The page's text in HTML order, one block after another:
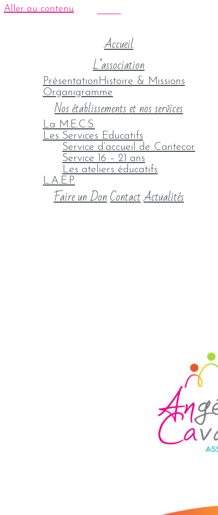
Aller au contenu
Accueil
L’association
Présentation Histoire & Missions
Organigramme
Nos établissements et nos services
La M.E.C.S.
Les Services Educatifs
Service d’accueil de Cantecor
Service 16 – 21 ans
Les ateliers éducatifs
L.A.E.P.
Faire un DonContactActualités